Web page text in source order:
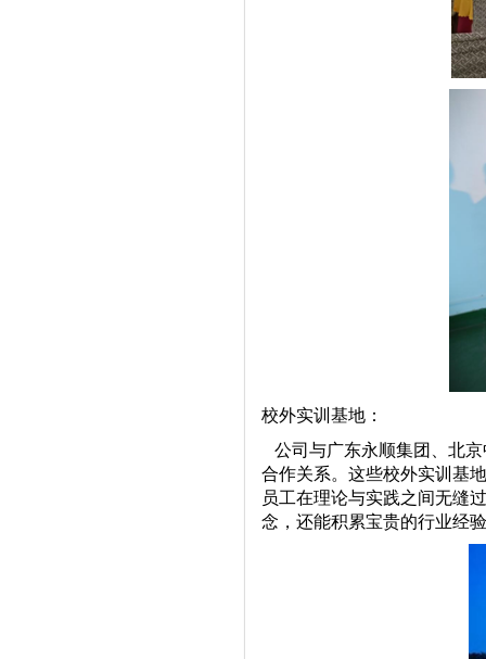
校外实训基地：
公司与广东永顺集团、北
合作关系。这些校外实训基
员工在理论与实践之间无缝
念，还能积累宝贵的行业经